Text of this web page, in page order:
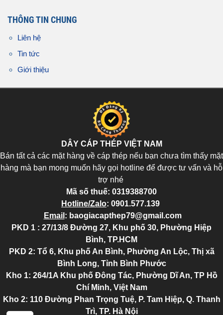
THÔNG TIN CHUNG
Liên hệ
Tin tức
Giới thiệu
DÂY CÁP THÉP VIỆT NAM
Bán tất cả các mặt hàng về cáp thép nếu bạn chưa tìm thấy mặt
hàng mà bạn mong muốn hãy gọi hotline để được tư vấn và hỗ
trợ nhé
Mã số thuế: 0319388700
Hotline/Zalo: 0901.577.139
Email : baogiacapthep79@gmail.com
PKD 1 : 27/13/8 Đường 27, Khu phố 30, Phường Hiệp
Bình, TP.HCM
PKD 2: Tổ 6, Khu phố An Bình, Phường An Lộc, Thị xã
Bình Long, Tỉnh Bình Phước
Kho 1: 264/1A Khu phố Đông Tác, Phường Dĩ An, TP Hồ
Chí Minh, Việt Nam
Kho 2: 110 Đường Phan Trọng Tuệ, P. Tam Hiệp, Q. Thanh
Trì, TP. Hà Nội